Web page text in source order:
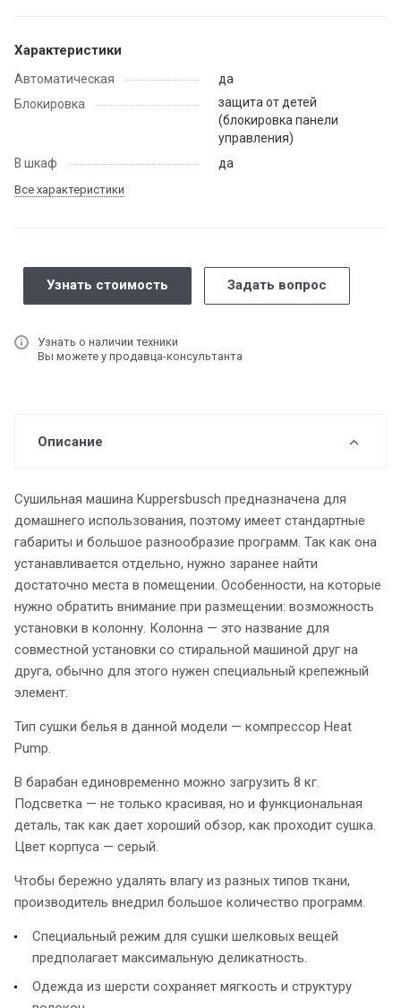
Характеристики
Автоматическая
да
Блокировка
защита от детей
(блокировка панели
управления)
В шкаф
да
Все характеристики
Узнать стоимость Задать вопрос
Узнать о наличии техники
Вы можете у продавца-консультанта
Описание
Сушильная машина Kuppersbusch предназначена для
домашнего использования, поэтому имеет стандартные
габариты и большое разнообразие программ. Так как она
устанавливается отдельно, нужно заранее найти
достаточно места в помещении. Особенности, на которые
нужно обратить внимание при размещении: возможность
установки в колонну. Колонна — это название для
совместной установки со стиральной машиной друг на
друга, обычно для этого нужен специальный крепежный
элемент.
Тип сушки белья в данной модели — компрессор Heat
Pump.
В барабан единовременно можно загрузить 8 кг.
Подсветка — не только красивая, но и функциональная
деталь, так как дает хороший обзор, как проходит сушка.
Цвет корпуса — серый.
Чтобы бережно удалять влагу из разных типов ткани,
производитель внедрил большое количество программ.
Специальный режим для сушки шелковых вещей
предполагает максимальную деликатность.
Одежда из шерсти сохраняет мягкость и структуру